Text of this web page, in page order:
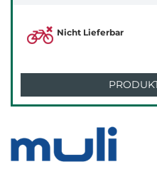
Nicht Lieferbar